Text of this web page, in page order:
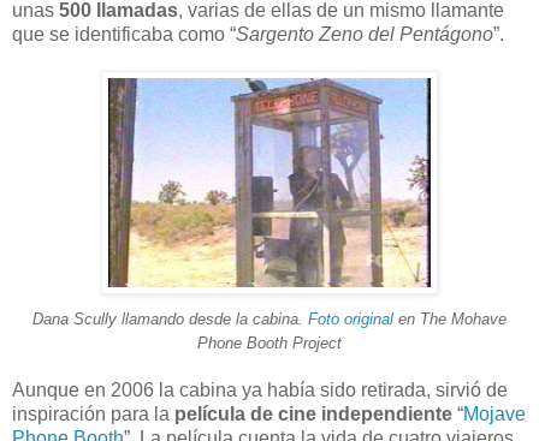
unas 500 llamadas, varias de ellas de un mismo llamante
que se identificaba como “Sargento Zeno del Pentágono”.
Dana Scully llamando desde la cabina. Foto original en The Mohave
Phone Booth Project
Aunque en 2006 la cabina ya había sido retirada, sirvió de
inspiración para la película de cine independiente “Mojave